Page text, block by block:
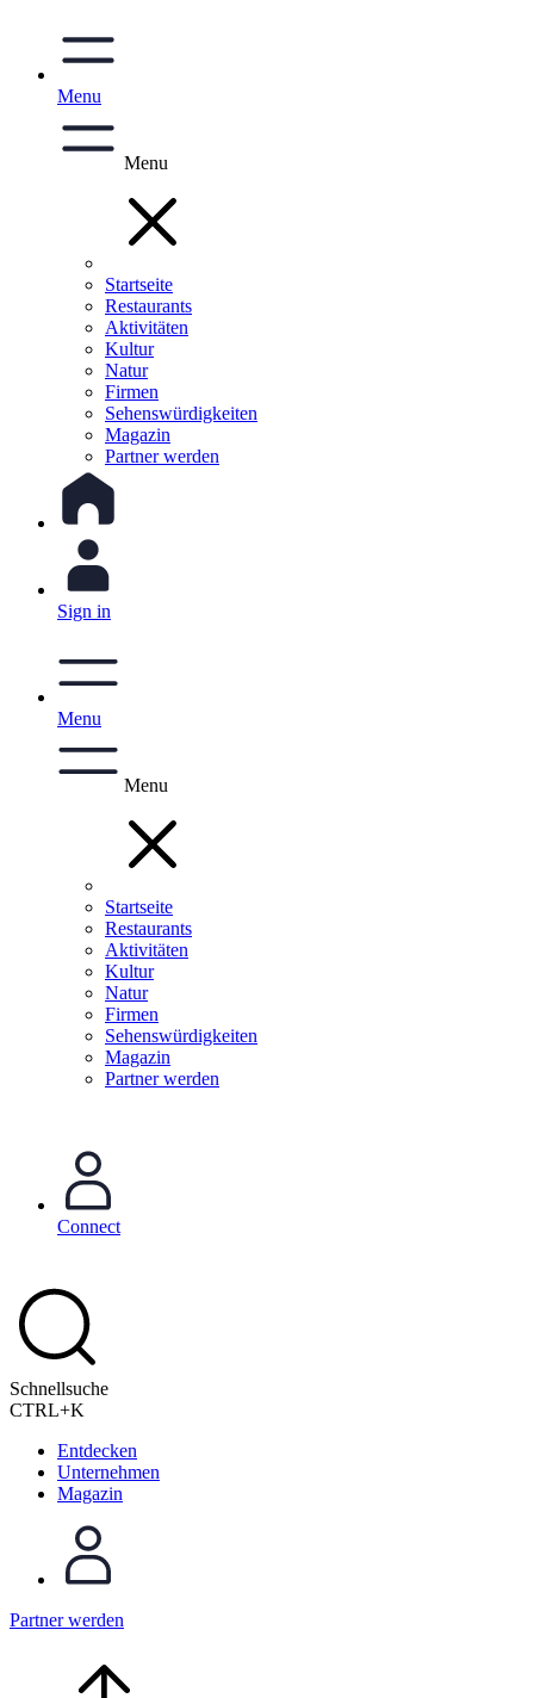
Menu
Menu
Startseite
Restaurants
Aktivitäten
Kultur
Natur
Firmen
Sehenswürdigkeiten
Magazin
Partner werden
Sign in
Menu
Menu
Startseite
Restaurants
Aktivitäten
Kultur
Natur
Firmen
Sehenswürdigkeiten
Magazin
Partner werden
Connect
Schnellsuche
CTRL+K
Entdecken
Unternehmen
Magazin
Partner werden